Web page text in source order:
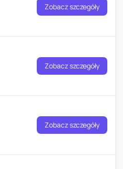
Zobacz szczegóły
Zobacz szczegóły
Zobacz szczegóły